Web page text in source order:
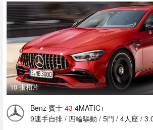
10 張相片
Benz 賓士 43 4MATIC+
9速手自排 / 四輪驅動 / 5門 / 4人座 /